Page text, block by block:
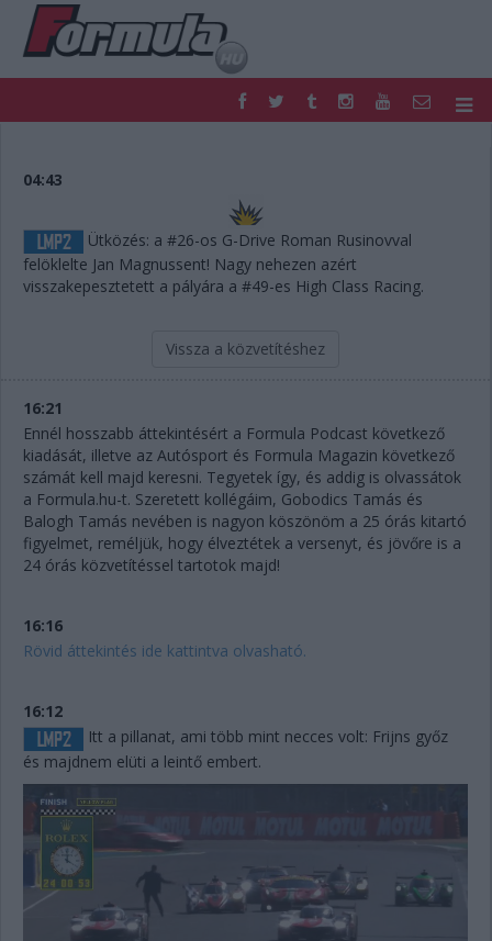
FORMULA
HAZAI
RETRO
PODCAST
SHOP
LIVE
TIPPJÁTÉK
04:43
Ütközés: a #26-os G-Drive Roman Rusinovval
felöklelte Jan Magnussent! Nagy nehezen azért
visszakepesztetett a pályára a #49-es High Class Racing.
Vissza a közvetítéshez
16:21
Ennél hosszabb áttekintésért a Formula Podcast következő
kiadását, illetve az Autósport és Formula Magazin következő
számát kell majd keresni. Tegyetek így, és addig is olvassátok
a Formula.hu-t. Szeretett kollégáim, Gobodics Tamás és
Balogh Tamás nevében is nagyon köszönöm a 25 órás kitartó
figyelmet, reméljük, hogy élveztétek a versenyt, és jövőre is a
24 órás közvetítéssel tartotok majd!
16:16
Rövid áttekintés ide kattintva olvasható.
16:12
Itt a pillanat, ami több mint necces volt: Frijns győz
és majdnem elüti a leintő embert.